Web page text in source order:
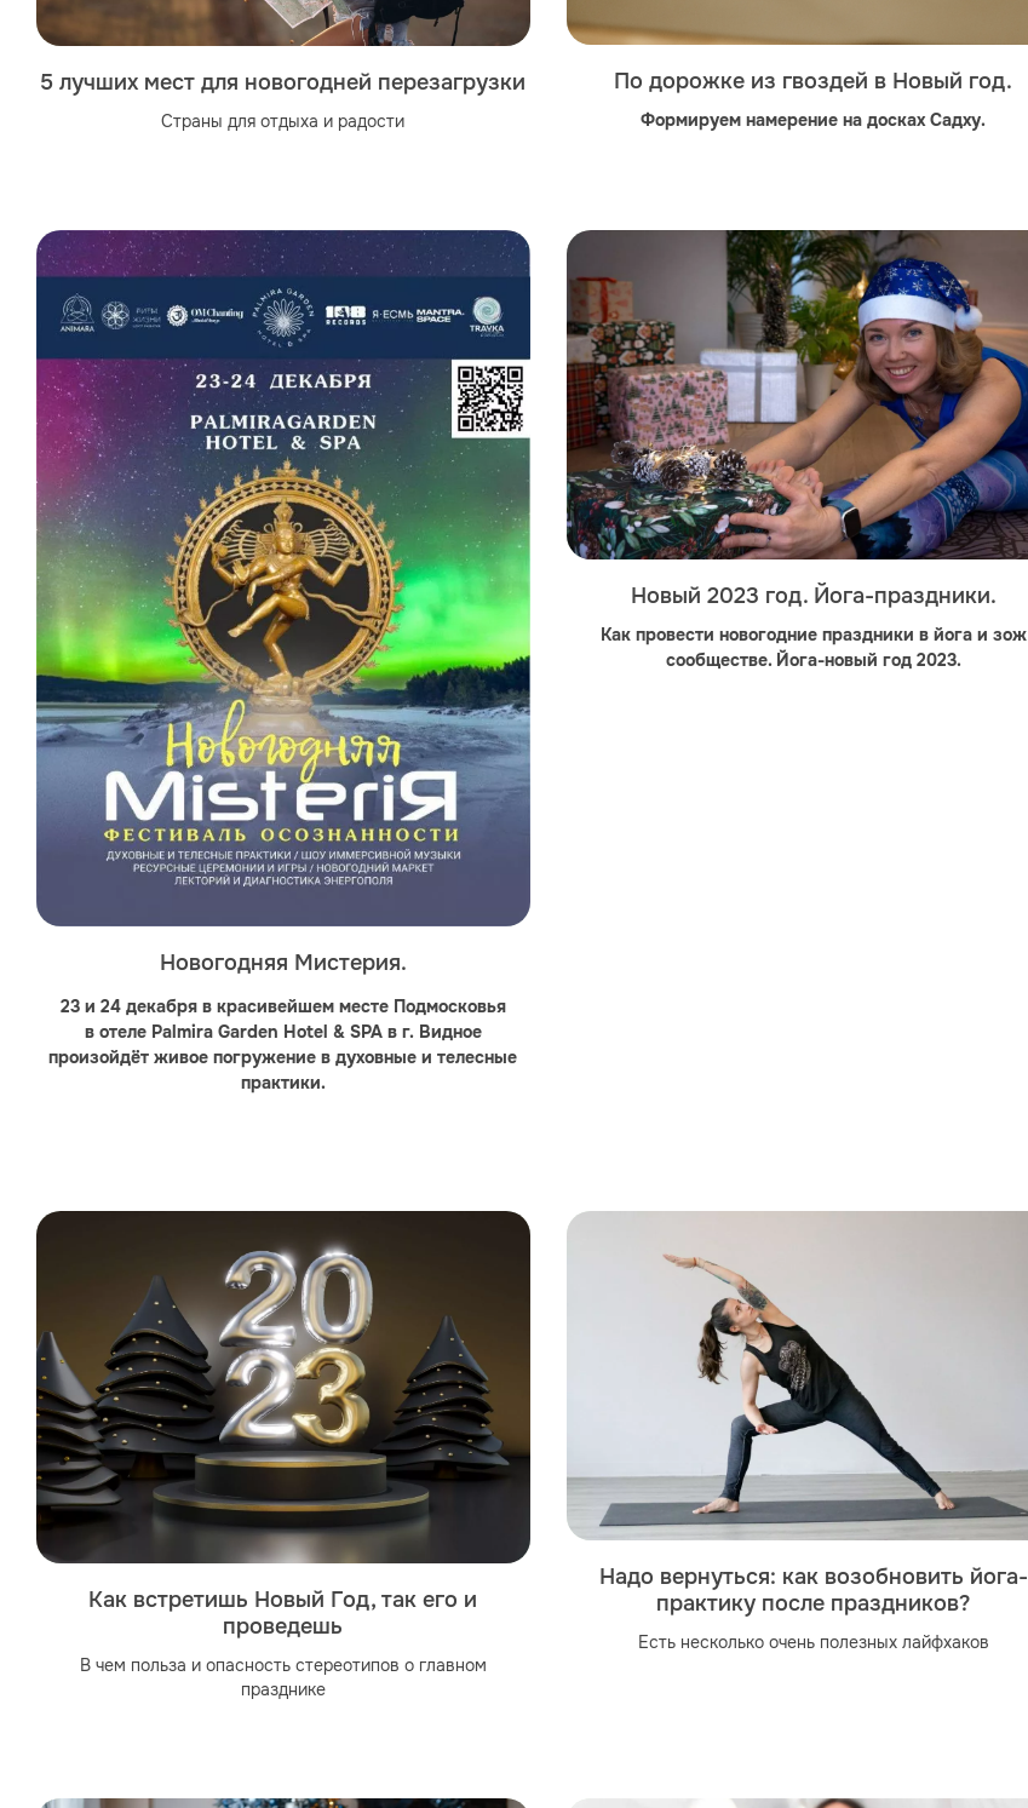
5 лучших мест для новогодней перезагрузки
Страны для отдыха и радости
По дорожке из гвоздей в Новый год.
Формируем намерение на досках Садху.
Новогодняя Мистерия.
23 и 24 декабря в красивейшем месте Подмосковья
в отеле Palmira Garden Hotel & SPA в г. Видное
произойдёт живое погружение в духовные и телесные
практики.
Новый 2023 год. Йога-праздники.
Как провести новогодние праздники в йога и зож
сообществе. Йога-новый год 2023.
Как встретишь Новый Год, так его и
проведешь
В чем польза и опасность стереотипов о главном
празднике
Надо вернуться: как возобновить йога-
практику после праздников?
Есть несколько очень полезных лайфхаков